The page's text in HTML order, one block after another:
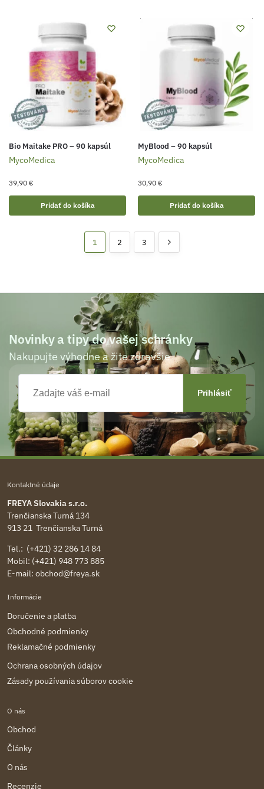
Bio Maitake PRO – 90 kapsúl
MycoMedica
39,90 €
Pridať do košíka
MyBlood – 90 kapsúl
MycoMedica
30,90 €
Pridať do košíka
1 2 3
Novinky a tipy do vašej schránky
Nakupujte výhodne a žite zdravšie
Kontaktné údaje
FREYA Slovakia s.r.o.
Trenčianska Turná 134
913 21 Trenčianska Turná
Tel.: (+421) 32 286 14 84
Mobil: (+421) 948 773 885
E-mail: obchod@freya.sk
Informácie
Doručenie a platba
Obchodné podmienky
Reklamačné podmienky
Ochrana osobných údajov
Zásady používania súborov cookie
O nás
Obchod
Články
O nás
Recenzie